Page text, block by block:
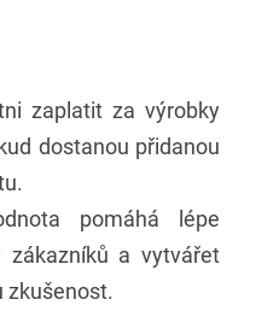
zaplatit za výrobky
dostanou přidanou
pomáhá lépe
zákazníků a vytvářet
zkušenost.